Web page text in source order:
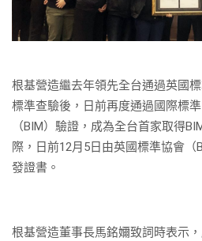
根基營造繼去年領先全台通過英國
標準查驗後，日前再度通過國際標
（BIM）驗證，成為全台首家取得
際，日前12月5日由英國標準協會（
發證書。
根基營造董事長馬銘嬭致詞時表示